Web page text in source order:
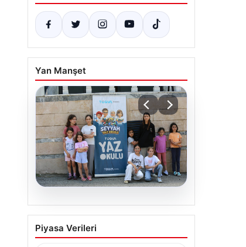
Yan Manşet
06.08.2026
TÜGVA’dan çocuklar için
meydan şenlikleri
Piyasa Verileri